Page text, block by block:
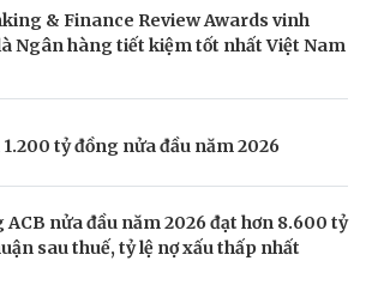
& Finance Review Awards vinh
Ngân hàng tiết kiệm tốt nhất Việt Nam
1.200 tỷ đồng nửa đầu năm 2026
nửa đầu năm 2026 đạt hơn 8.600 tỷ
sau thuế, tỷ lệ nợ xấu thấp nhất